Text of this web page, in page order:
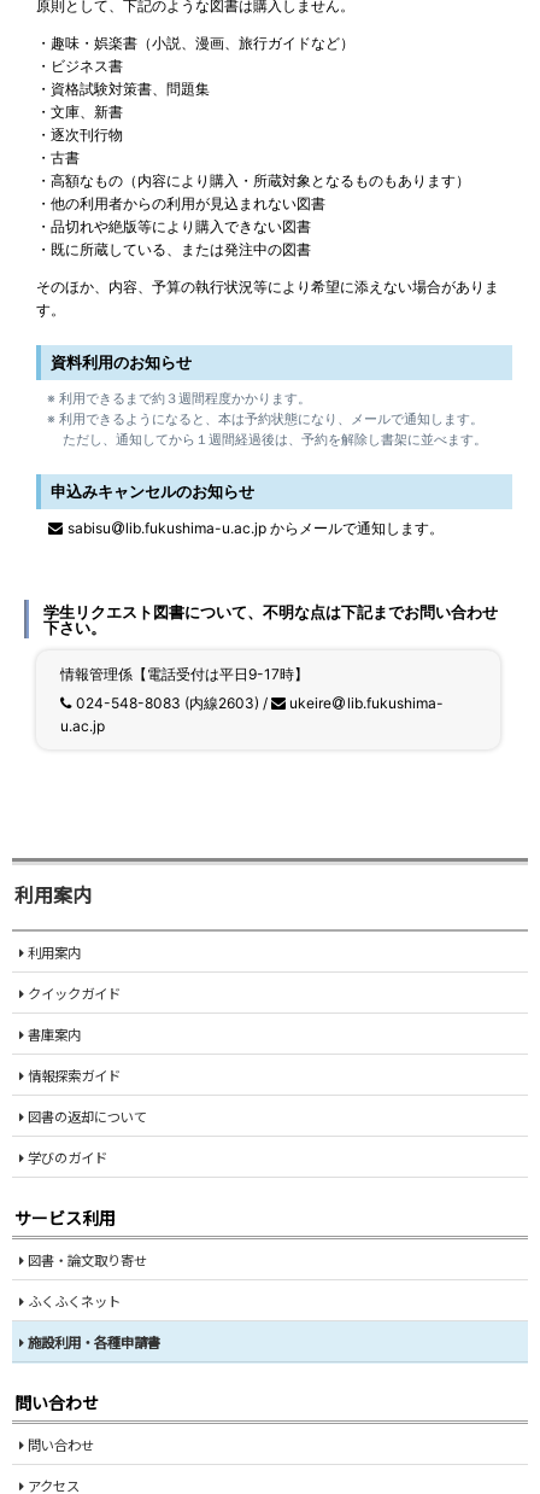
原則として、下記のような図書は購入しません。
・趣味・娯楽書（小説、漫画、旅行ガイドなど）
・ビジネス書
・資格試験対策書、問題集
・文庫、新書
・逐次刊行物
・古書
・高額なもの（内容により購入・所蔵対象となるものもあります）
・他の利用者からの利用が見込まれない図書
・品切れや絶版等により購入できない図書
・既に所蔵している、または発注中の図書
そのほか、内容、予算の執行状況等により希望に添えない場合がありま
す。
資料利用のお知らせ
利用できるまで約３週間程度かかります。
利用できるようになると、本は予約状態になり、メールで通知します。
ただし、通知してから１週間経過後は、予約を解除し書架に並べます。
申込みキャンセルのお知らせ
sabisu lib.fukushima-u.ac.jpからメールで通知します。
学生リクエスト図書について、不明な点は下記までお問い合わせ
下さい。
情報管理係【電話受付は平日9-17時】
024-548-8083 (内線2603) /
ukeire
lib.fukushima-
u.ac.jp
利用案内
利用案内
クイックガイド
書庫案内
情報探索ガイド
図書の返却について
学びのガイド
サービス利用
図書・論文取り寄せ
ふくふくネット
施設利用・各種申請書
問い合わせ
問い合わせ
アクセス